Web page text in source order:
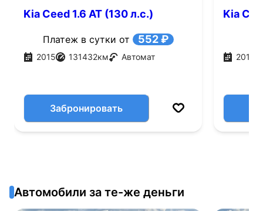
Kia Ceed 1.6 AT (130 л.с.)
Платеж в сутки от 552 ₽
2015 131432км Автомат
Забронировать
Kia
2017
Автомобили за те-же деньги